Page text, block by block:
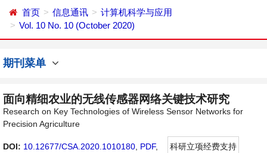
首页 信息通讯
计算机科学与应用
Vol. 10 No. 10 (October 2020)
期刊菜单
面向精细农业的无线传感器网络关键技术研究
Research on Key Technologies of Wireless Sensor Networks for
Precision Agriculture
DOI: 10.12677/CSA.2020.1010180 PDF,
科研立项经费支持